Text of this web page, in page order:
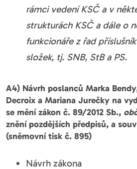
rámci vedení KSČ a v
strukturách KSČ a dále o
funkcionáře z řad
složek, tj. SNB, StB a PS.
A4) Návrh poslanců Marka
Decroix a Mariana Jurečky na
se mění zákon č. 89/2012 Sb.,
znění pozdějších předpisů, a
(sněmovní tisk č. 895)
Návrh zákona